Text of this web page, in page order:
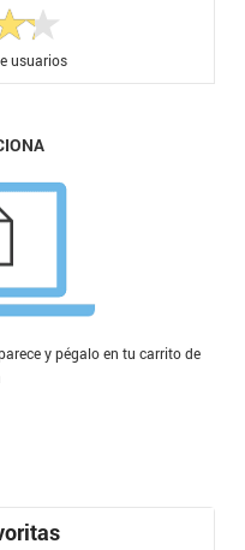
usuarios
y pégalo en tu carrito de